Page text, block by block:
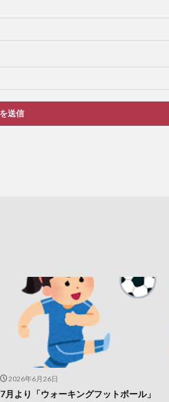
2026年6月26日
7月より「ウォーキングフットボール」